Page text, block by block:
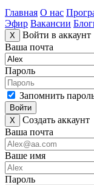
Главная О нас
Эфир Вакансии
X
Войти в аккаунт
Ваша почта
Пароль
Запомнить
Войти
X
Создать аккаунт
Ваша почта
Ваше имя
Пароль